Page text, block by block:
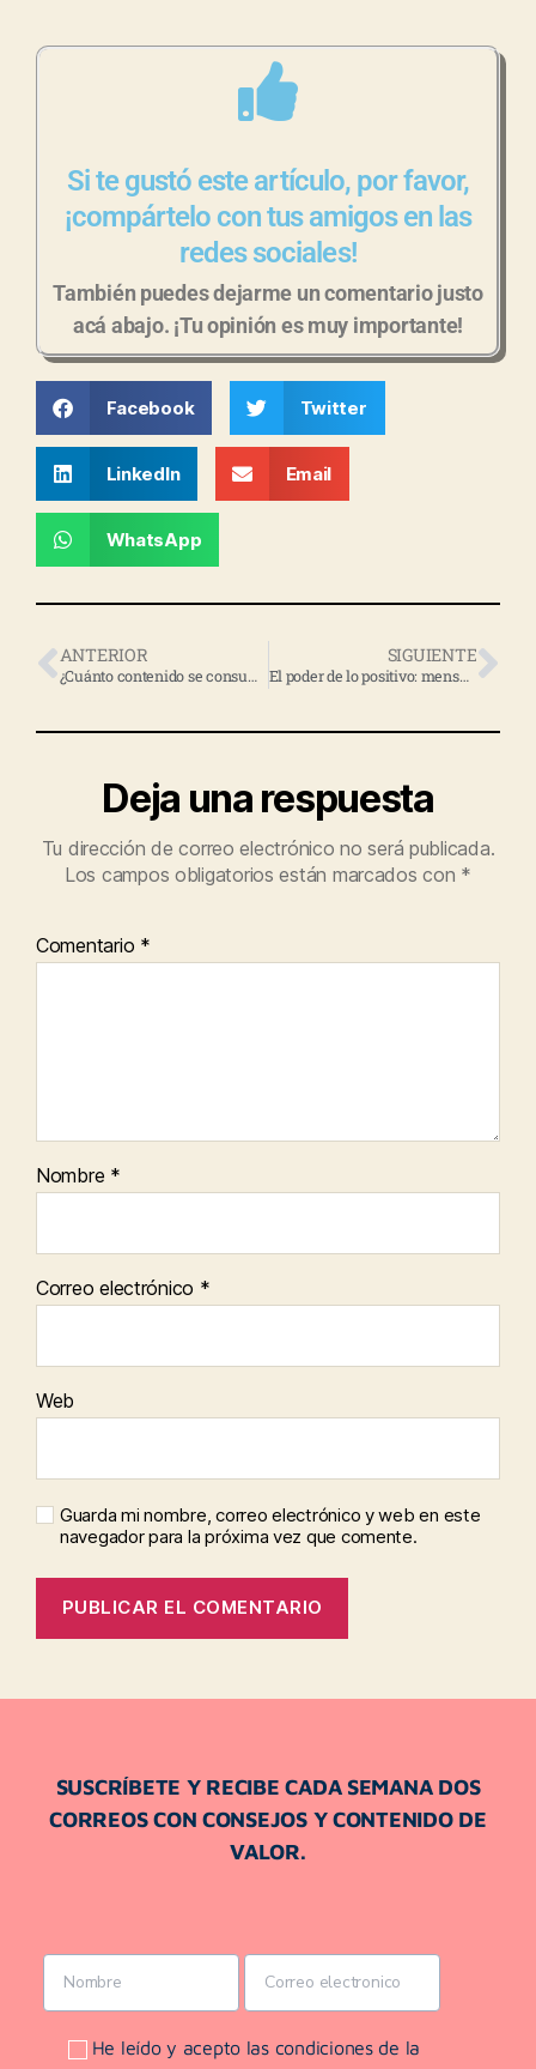
Si te gustó este artículo, por favor,
¡compártelo con tus amigos en las
redes sociales!
También puedes dejarme un comentario justo
acá abajo. ¡Tu opinión es muy importante!
Facebook Twitter
LinkedIn Email
WhatsApp
ANTERIOR
¿Cuánto contenido se consume antes de decidir una compra?
SIGUIENTE
El poder de lo positivo: mensajes que producen transformaciones
Deja una respuesta
Tu dirección de correo electrónico no será publicada.
Los campos obligatorios están marcados con *
Comentario *
Nombre *
Correo electrónico *
Web
Guarda mi nombre, correo electrónico y web en este
navegador para la próxima vez que comente.
SUSCRÍBETE Y RECIBE CADA SEMANA DOS
CORREOS CON CONSEJOS Y CONTENIDO DE
VALOR.
He leído y acepto las condiciones de la